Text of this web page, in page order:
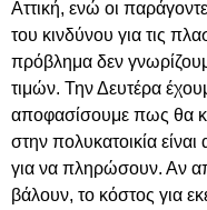
Αττική, ενώ οι
του κινδύνου για τις
πρόβλημα δεν
τιμών. Την Δευτέρα
αποφασίσουμε πως θα
στην πολυκατοικία είναι
για να πληρώσουν. Αν
βάλουν, το κόστος για